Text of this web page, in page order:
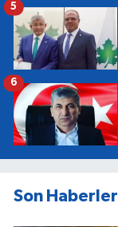
5
6
Son Haberler